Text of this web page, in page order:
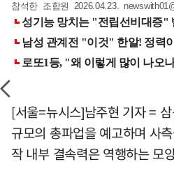
참석한 조합원 2026.04.23.
[서울=뉴시스]남주현 기자 =
규모의 총파업을 예고하며 사
작 내부 결속력은 역행하는 모